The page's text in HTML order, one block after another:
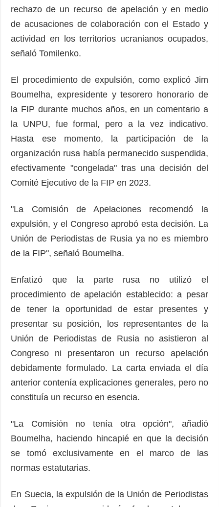
rechazo de un recurso de apelación y en medio
de acusaciones de colaboración con el Estado y
actividad en los territorios ucranianos ocupados,
señaló Tomilenko.
El procedimiento de expulsión, como explicó Jim
Boumelha, expresidente y tesorero honorario de
la FIP durante muchos años, en un comentario a
la UNPU, fue formal, pero a la vez indicativo.
Hasta ese momento, la participación de la
organización rusa había permanecido suspendida,
efectivamente "congelada" tras una decisión del
Comité Ejecutivo de la FIP en 2023.
"La Comisión de Apelaciones recomendó la
expulsión, y el Congreso aprobó esta decisión. La
Unión de Periodistas de Rusia ya no es miembro
de la FIP", señaló Boumelha.
Enfatizó que la parte rusa no utilizó el
procedimiento de apelación establecido: a pesar
de tener la oportunidad de estar presentes y
presentar su posición, los representantes de la
Unión de Periodistas de Rusia no asistieron al
Congreso ni presentaron un recurso apelación
debidamente formulado. La carta enviada el día
anterior contenía explicaciones generales, pero no
constituía un recurso en esencia.
"La Comisión no tenía otra opción", añadió
Boumelha, haciendo hincapié en que la decisión
se tomó exclusivamente en el marco de las
normas estatutarias.
En Suecia, la expulsión de la Unión de Periodistas